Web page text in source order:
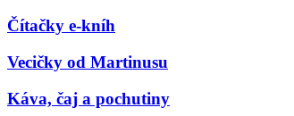
Čítačky e-kníh
Vecičky od Martinusu
Káva, čaj a pochutiny